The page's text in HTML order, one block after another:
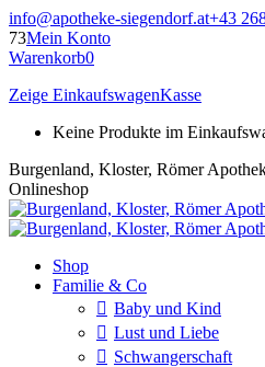
Zum
Inhalt
springen
info@apotheke-siegendorf.at+43
73Mein Konto
Warenkorb0
Zeige EinkaufswagenKasse
Keine Produkte im
Burgenland, Kloster, Römer
Onlineshop
Shop
Familie & Co
Baby und Kind
Lust und Liebe
Schwangerschaft